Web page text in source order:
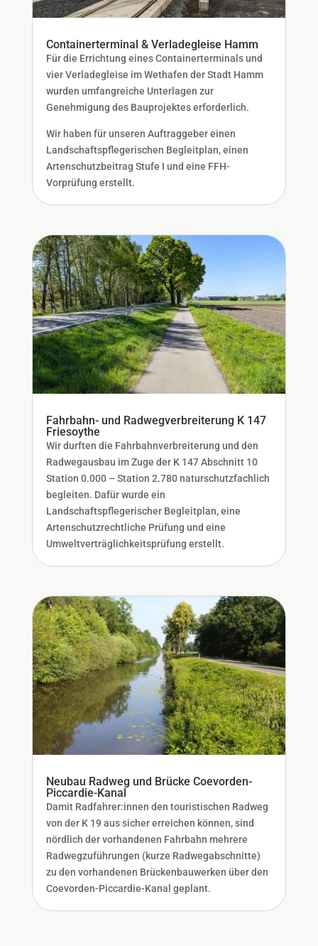
Containerterminal & Verladegleise Hamm
Für die Errichtung eines Containerterminals und
vier Verladegleise im Wethafen der Stadt Hamm
wurden umfangreiche Unterlagen zur
Genehmigung des Bauprojektes erforderlich.
Wir haben für unseren Auftraggeber einen
Landschaftspflegerischen Begleitplan, einen
Artenschutzbeitrag Stufe I und eine FFH-
Vorprüfung erstellt.
Fahrbahn- und Radwegverbreiterung K 147
Friesoythe
Wir durften die Fahrbahnverbreiterung und den
Radwegausbau im Zuge der K 147 Abschnitt 10
Station 0.000 – Station 2.780 naturschutzfachlich
begleiten. Dafür wurde ein
Landschaftspflegerischer Begleitplan, eine
Artenschutzrechtliche Prüfung und eine
Umweltverträglichkeitsprüfung erstellt.
Neubau Radweg und Brücke Coevorden-
Piccardie-Kanal
Damit Radfahrer:innen den touristischen Radweg
von der K 19 aus sicher erreichen können, sind
nördlich der vorhandenen Fahrbahn mehrere
Radwegzuführungen (kurze Radwegabschnitte)
zu den vorhandenen Brückenbauwerken über den
Coevorden-Piccardie-Kanal geplant.